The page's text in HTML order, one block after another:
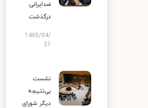
ضدایرانی
درگذشت
1405/04/
نشست
بی‌نتیجه
دیگر شورای